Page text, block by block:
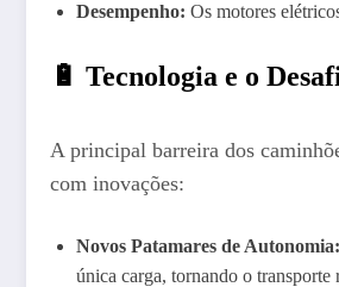
Desempenho: Os motores
🔋 Tecnologia e o
A principal barreira dos
com inovações:
Novos Patamares de Autonomia:
única carga, tornando o transporte